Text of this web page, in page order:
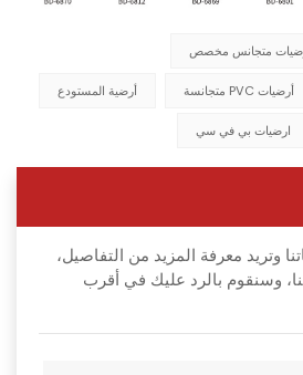
متجانس مخصص
أرضيات PVC متجانسة أرضية المستودع
ارضيات بي في سي
وتريد معرفة المزيد من التفاصيل،
وسنقوم بالرد عليك في أقرب